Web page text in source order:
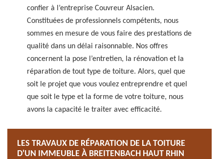
confier à l’entreprise Couvreur Alsacien.
Constituées de professionnels compétents, nous
sommes en mesure de vous faire des prestations de
qualité dans un délai raisonnable. Nos offres
concernent la pose l’entretien, la rénovation et la
réparation de tout type de toiture. Alors, quel que
soit le projet que vous voulez entreprendre et quel
que soit le type et la forme de votre toiture, nous
avons la capacité le traiter avec efficacité.
LES TRAVAUX DE RÉPARATION DE LA TOITURE
D'UN IMMEUBLE À BREITENBACH HAUT RHIN